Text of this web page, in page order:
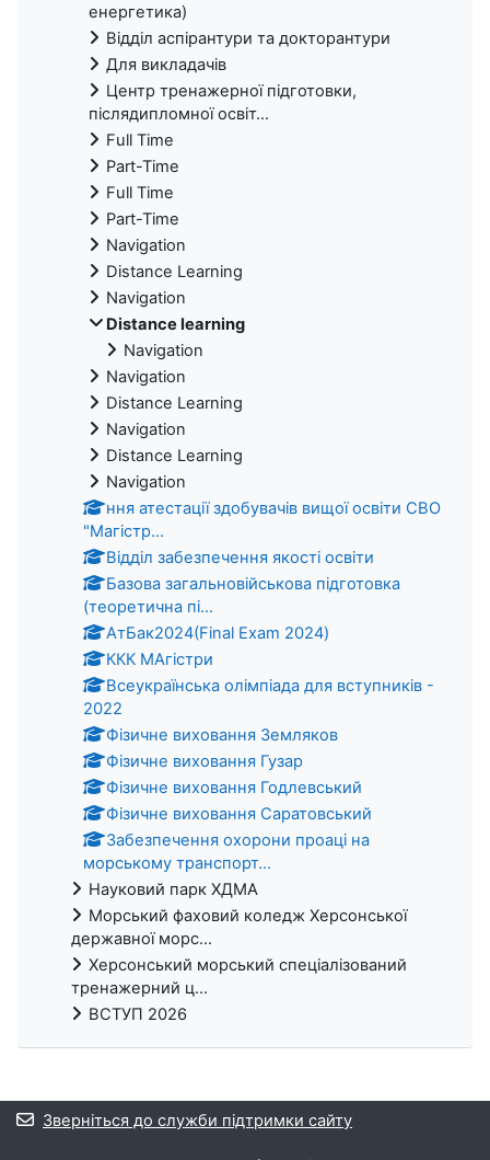
енергетика)
Відділ аспірантури та докторантури
Для викладачів
Центр тренажерної підготовки,
післядипломної освіт...
Full Time
Part-Time
Full Time
Part-Time
Navigation
Distance Learning
Navigation
Distance learning
Navigation
Navigation
Distance Learning
Navigation
Distance Learning
Navigation
ння атестації здобувачів вищої освіти СВО
"Магістр...
Відділ забезпечення якості освіти
Базова загальновійськова підготовка
(теоретична пі...
АтБак2024(Final Exam 2024)
ККК МАгістри
Всеукраїнська олімпіада для вступників -
2022
Фізичне виховання Земляков
Фізичне виховання Гузар
Фізичне виховання Годлевський
Фізичне виховання Саратовський
Забезпечення охорони проаці на
морському транспорт...
Науковий парк ХДМА
Морський фаховий коледж Херсонської
державної морс...
Херсонський морський спеціалізований
тренажерний ц...
ВСТУП 2026
Зверніться до служби підтримки сайту